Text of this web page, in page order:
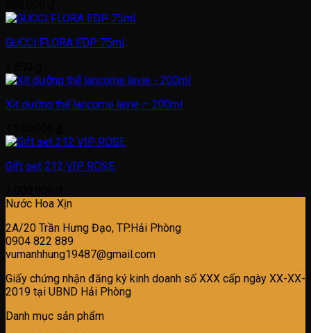
GUCCI FLORA EDP 75ml
Xịt dưỡng thể lancome lavie – 200ml
Gift set 212 VIP ROSE
Nước Hoa Xịn
2A/20 Trần Hưng Đạo, TP.Hải Phòng
0904 822 889
vumanhhung19487@gmail.com
Giấy chứng nhận đăng ký kinh doanh số XXX cấp ngày XX-XX-
2019 tại UBND Hải Phòng
Danh mục sản phẩm